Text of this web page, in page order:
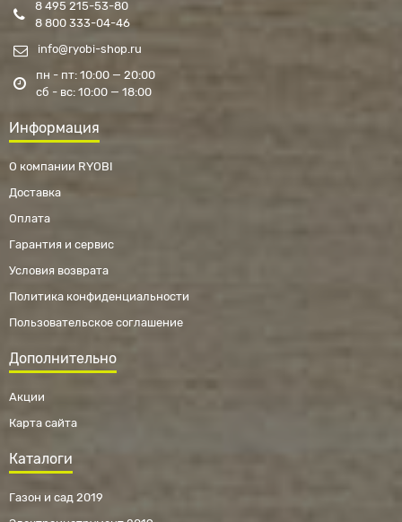
8 495 215-53-80
8 800 333-04-46
info@ryobi-shop.ru
пн - пт: 10:00 — 20:00
сб - вс: 10:00 — 18:00
Информация
О компании RYOBI
Доставка
Оплата
Гарантия и сервис
Условия возврата
Политика конфиденциальности
Пользовательское соглашение
Дополнительно
Акции
Карта сайта
Каталоги
Газон и сад 2019